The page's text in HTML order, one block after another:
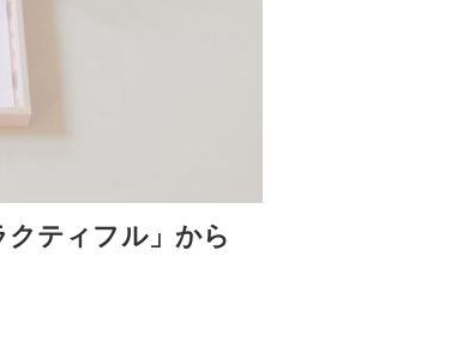
ティフル」から